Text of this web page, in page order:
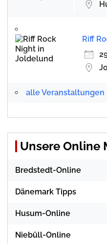
Riff
alle Veranstaltungen
Unsere Online
Bredstedt-Online
Dänemark Tipps
Husum-Online
Niebüll-Online